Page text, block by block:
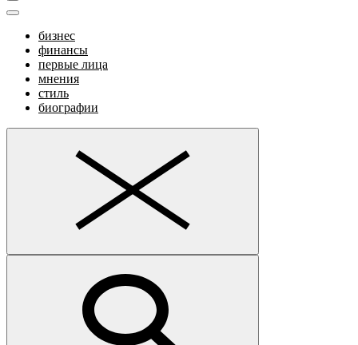
бизнес
финансы
первые лица
мнения
стиль
биографии